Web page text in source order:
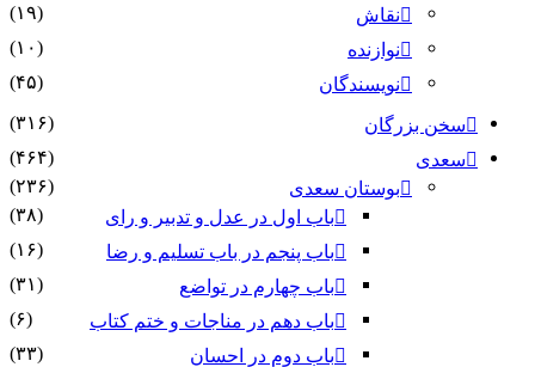
نقاش
(۱۹)
نوازنده
(۱۰)
نویسندگان
(۴۵)
سخن بزرگان
(۳۱۶)
سعدی
(۴۶۴)
بوستان سعدی
(۲۳۶)
باب اول در عدل و تدبیر و رای
(۳۸)
باب پنجم در باب تسلیم و رضا
(۱۶)
باب چهارم در تواضع
(۳۱)
باب دهم در مناجات و ختم کتاب
(۶)
باب دوم در احسان
(۳۳)